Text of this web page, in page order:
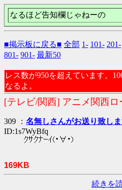
なるほど告知欄じゃねーの
■掲示板に戻る■ 全部 1- 101- 201-
801- 901- 最新50
レス数が950を超えています。
なるよ。
[テレビ/関西] アニメ関西ロ
309 ： 名無しさんがお送り致し
ID:1s7WyBfq
ｸｻｸﾅｰｲ(・∀・)
169KB
続きを